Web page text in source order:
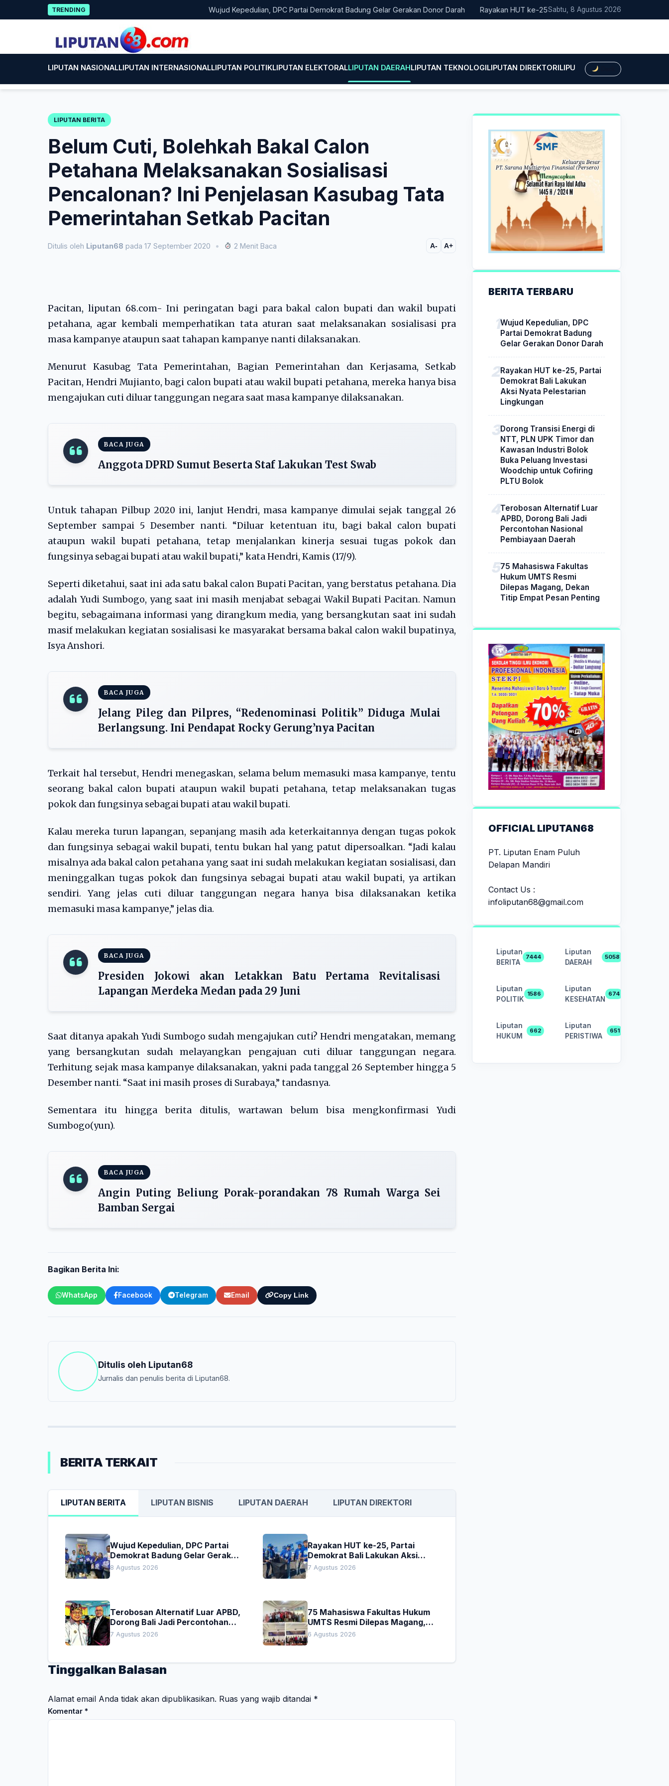
to
TRENDING Wujud Kepedulian, DPC Partai Demokrat Badung Gelar Gerakan Donor Darah Rayakan HUT ke-25, Partai Demokrat Bali Lakukan Aksi Nyata
Sabtu, 8 Agustus 2026
LIPUTAN NASIONALLIPUTAN INTERNASIONALLIPUTAN POLITIKLIPUTAN ELEKTORALLIPUTAN DAERAHLIPUTAN TEKNOLOGILIPUTAN DIREKTORILIPUTAN HUKUMLIPUTAN
LIPUTAN BERITA
Belum Cuti, Bolehkah Bakal Calon
Petahana Melaksanakan Sosialisasi
Pencalonan? Ini Penjelasan Kasubag Tata
Pemerintahan Setkab Pacitan
Ditulis oleh Liputan68 pada 17 September 2020 • 2 Menit Baca A- A+
Pacitan, liputan 68.com- Ini peringatan bagi para bakal calon bupati dan wakil bupati
petahana, agar kembali memperhatikan tata aturan saat melaksanakan sosialisasi pra
masa kampanye ataupun saat tahapan kampanye nanti dilaksanakan.
Menurut Kasubag Tata Pemerintahan, Bagian Pemerintahan dan Kerjasama, Setkab
Pacitan, Hendri Mujianto, bagi calon bupati atau wakil bupati petahana, mereka hanya bisa
mengajukan cuti diluar tanggungan negara saat masa kampanye dilaksanakan.
BACA JUGA
Anggota DPRD Sumut Beserta Staf Lakukan Test Swab
Untuk tahapan Pilbup 2020 ini, lanjut Hendri, masa kampanye dimulai sejak tanggal 26
September sampai 5 Desember nanti. “Diluar ketentuan itu, bagi bakal calon bupati
ataupun wakil bupati petahana, tetap menjalankan kinerja sesuai tugas pokok dan
fungsinya sebagai bupati atau wakil bupati,” kata Hendri, Kamis (17/9).
Seperti diketahui, saat ini ada satu bakal calon Bupati Pacitan, yang berstatus petahana. Dia
adalah Yudi Sumbogo, yang saat ini masih menjabat sebagai Wakil Bupati Pacitan. Namun
begitu, sebagaimana informasi yang dirangkum media, yang bersangkutan saat ini sudah
masif melakukan kegiatan sosialisasi ke masyarakat bersama bakal calon wakil bupatinya,
Isya Anshori.
BACA JUGA
Jelang Pileg dan Pilpres, “Redenominasi Politik” Diduga Mulai
Berlangsung. Ini Pendapat Rocky Gerung’nya Pacitan
Terkait hal tersebut, Hendri menegaskan, selama belum memasuki masa kampanye, tentu
seorang bakal calon bupati ataupun wakil bupati petahana, tetap melaksanakan tugas
pokok dan fungsinya sebagai bupati atau wakil bupati.
Kalau mereka turun lapangan, sepanjang masih ada keterkaitannya dengan tugas pokok
dan fungsinya sebagai wakil bupati, tentu bukan hal yang patut dipersoalkan. “Jadi kalau
misalnya ada bakal calon petahana yang saat ini sudah melakukan kegiatan sosialisasi, dan
meninggalkan tugas pokok dan fungsinya sebagai bupati atau wakil bupati, ya artikan
sendiri. Yang jelas cuti diluar tanggungan negara hanya bisa dilaksanakan ketika
memasuki masa kampanye,” jelas dia.
BACA JUGA
Presiden Jokowi akan Letakkan Batu Pertama Revitalisasi
Lapangan Merdeka Medan pada 29 Juni
Saat ditanya apakah Yudi Sumbogo sudah mengajukan cuti? Hendri mengatakan, memang
yang bersangkutan sudah melayangkan pengajuan cuti diluar tanggungan negara.
Terhitung sejak masa kampanye dilaksanakan, yakni pada tanggal 26 September hingga 5
Desember nanti. “Saat ini masih proses di Surabaya,” tandasnya.
Sementara itu hingga berita ditulis, wartawan belum bisa mengkonfirmasi Yudi
Sumbogo(yun).
BACA JUGA
Angin Puting Beliung Porak-porandakan 78 Rumah Warga Sei
Bamban Sergai
Bagikan Berita Ini:
WhatsApp Facebook Telegram Email Copy Link
Ditulis oleh Liputan68
Jurnalis dan penulis berita di Liputan68.
BERITA TERKAIT
LIPUTAN BERITA LIPUTAN BISNIS LIPUTAN DAERAH LIPUTAN DIREKTORI
Wujud Kepedulian, DPC Partai
Demokrat Badung Gelar Gerakan
Donor Darah
8 Agustus 2026
Rayakan HUT ke-25, Partai
Demokrat Bali Lakukan Aksi
Nyata Pelestarian Lingkungan
7 Agustus 2026
Terobosan Alternatif Luar APBD,
Dorong Bali Jadi Percontohan
Nasional Pembiayaan Daerah
7 Agustus 2026
75 Mahasiswa Fakultas Hukum
UMTS Resmi Dilepas Magang,
Dekan Titip Empat Pesan
6 Agustus 2026
Tinggalkan Balasan
Alamat email Anda tidak akan dipublikasikan. Ruas yang wajib ditandai *
Komentar *
BERITA TERBARU
Wujud Kepedulian, DPC
Partai Demokrat Badung
Gelar Gerakan Donor Darah
Rayakan HUT ke-25, Partai
Demokrat Bali Lakukan
Aksi Nyata Pelestarian
Lingkungan
Dorong Transisi Energi di
NTT, PLN UPK Timor dan
Kawasan Industri Bolok
Buka Peluang Investasi
Woodchip untuk Cofiring
PLTU Bolok
Terobosan Alternatif Luar
APBD, Dorong Bali Jadi
Percontohan Nasional
Pembiayaan Daerah
75 Mahasiswa Fakultas
Hukum UMTS Resmi
Dilepas Magang, Dekan
Titip Empat Pesan Penting
OFFICIAL LIPUTAN68
PT. Liputan Enam Puluh
Delapan Mandiri
Contact Us :
infoliputan68@gmail.com
Liputan
BERITA
7444
Liputan
DAERAH
5058
Liputan
POLITIK
1586
Liputan
KESEHATAN
674
Liputan
HUKUM
662
Liputan
PERISTIWA
651